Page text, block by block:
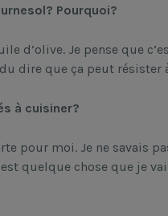
Pourquoi?
d’olive. Je pense que
dire que ça peut résister
à cuisiner?
pour moi. Je ne savais
quelque chose que je